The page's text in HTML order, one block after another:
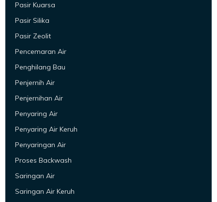
Pasir Kuarsa
Pasir Silika
Pasir Zeolit
Pencemaran Air
Penghilang Bau
Penjernih Air
Penjernihan Air
Penyaring Air
Penyaring Air Keruh
Penyaringan Air
Proses Backwash
Saringan Air
Saringan Air Keruh